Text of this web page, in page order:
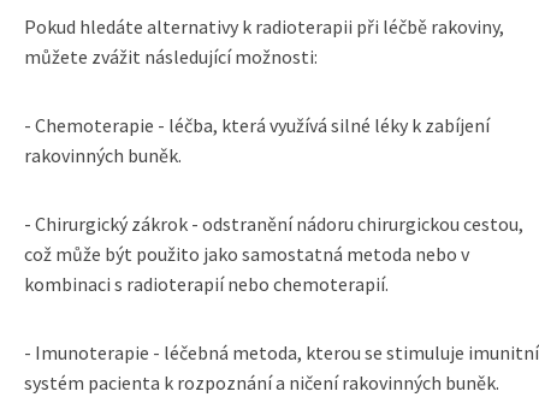
Pokud hledáte alternativy k radioterapii při léčbě rakoviny,
můžete zvážit následující možnosti:
- Chemoterapie - léčba, která využívá silné léky k zabíjení
rakovinných buněk.
- Chirurgický zákrok - odstranění nádoru chirurgickou cestou,
což může být použito jako samostatná metoda nebo v
kombinaci s radioterapií nebo chemoterapií.
- Imunoterapie - léčebná metoda, kterou se stimuluje imunitní
systém pacienta k rozpoznání a ničení rakovinných buněk.